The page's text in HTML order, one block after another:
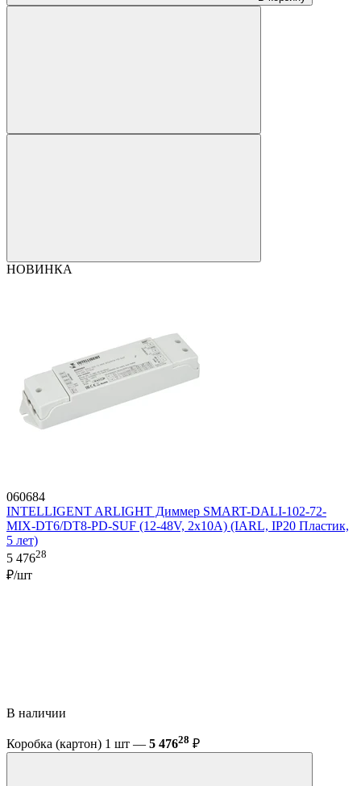
НОВИНКА
060684
INTELLIGENT ARLIGHT Диммер SMART-DALI-102-72-
MIX-DT6/DT8-PD-SUF (12-48V, 2x10A) (IARL, IP20 Пластик,
5 лет)
5 47628
₽/шт
В наличии
Коробка (картон) 1 шт — 5 47628 ₽